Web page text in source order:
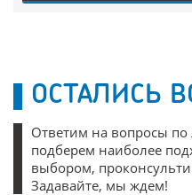
ОСТАЛИСЬ
Ответим на вопросы
подберем наиболее
выбором,
Задавайте, мы ждем!